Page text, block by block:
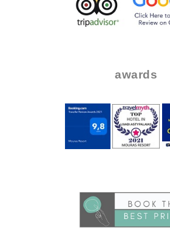
awards